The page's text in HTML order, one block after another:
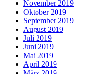
November 2019
Oktober 2019
September 2019
August 2019
Juli 2019
Juni 2019
Mai 2019
April 2019